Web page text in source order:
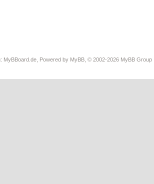
MyBBoard.de , Powered by MyBB , © 2002-2026 MyBB Group